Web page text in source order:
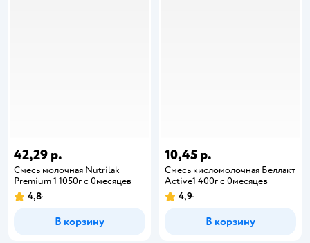
42,29 р.
Смесь молочная Nutrilak
Premium 1 1050г с 0месяцев
4,8
В корзину
10,45 р.
Смесь кисломолочная Беллакт
Active1 400г с 0месяцев
4,9
В корзину